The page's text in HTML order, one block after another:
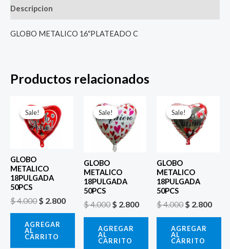
Descripcion
GLOBO METALICO 16″PLATEADO C
Productos relacionados
Sale!
Sale!
GLOBO
METALICO
18PULGADA
50PCS
$4.000
precio
original
era:
$ 4.000.
$ 2.800
AGREGAR
AL
CARRITO
Sale!
Sale!
GLOBO
METALICO
18PULGADA
50PCS
$4.000
precio
original
era:
$ 4.000.
$ 2.800
AGREGAR
AL
CARRITO
Sale!
Sale!
GLOBO
METALICO
18PULGADA
50PCS
$4.000
precio
original
era:
$ 4.000.
$ 2.800
AGREGAR
AL
CARRITO